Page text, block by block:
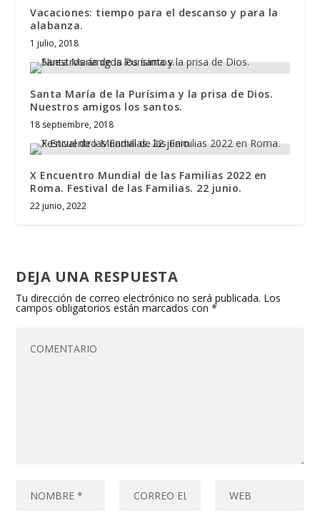
Vacaciones: tiempo para el descanso y para la
alabanza.
1 julio, 2018
Santa María de la Purísima y la prisa de Dios.
Nuestros amigos los santos.
18 septiembre, 2018
X Encuentro Mundial de las Familias 2022 en
Roma. Festival de las Familias. 22 junio.
22 junio, 2022
DEJA UNA RESPUESTA
Tu dirección de correo electrónico no será publicada. Los
campos obligatorios están marcados con*